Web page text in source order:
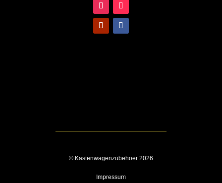
© Kastenwagenzubehoer 2026
Impressum